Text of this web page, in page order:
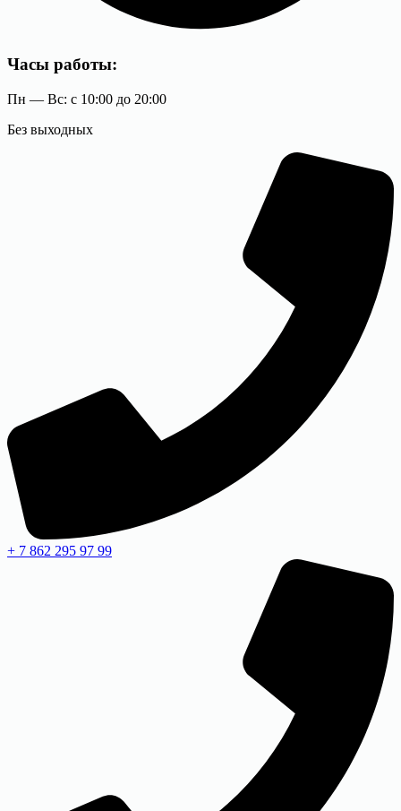
Часы работы:
Пн — Вс: с 10:00 до 20:00
Без выходных
+ 7 862 295 97 99